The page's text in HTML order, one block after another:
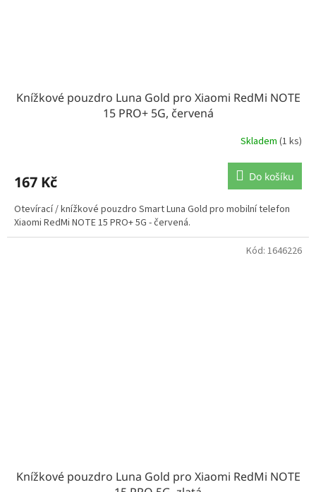
Knížkové pouzdro Luna Gold pro Xiaomi RedMi NOTE
15 PRO+ 5G, červená
Skladem (1 ks)
167 Kč Do košíku
Otevírací / knížkové pouzdro Smart Luna Gold pro mobilní telefon
Xiaomi RedMi NOTE 15 PRO+ 5G - červená.
Knížkové pouzdro Luna Gold pro Xiaomi RedMi NOTE
Kód: 1646226